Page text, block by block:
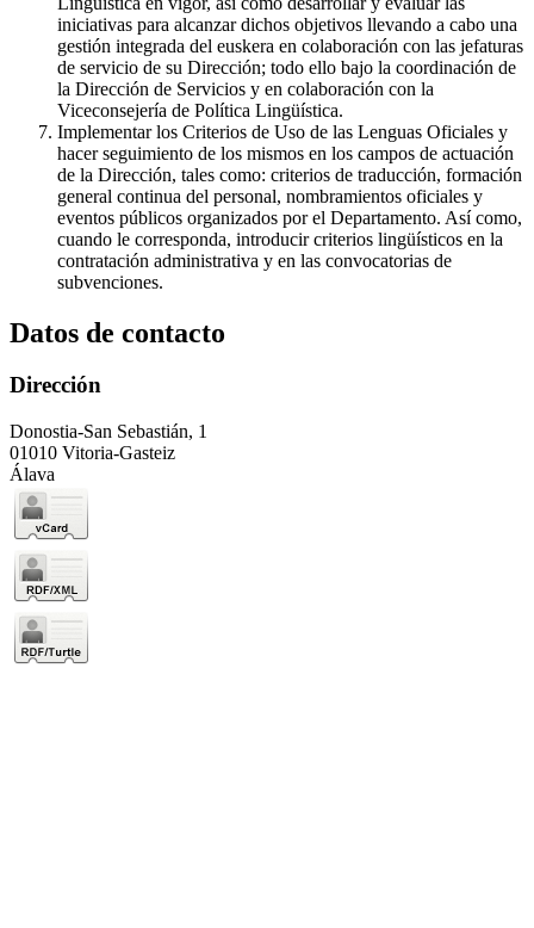
iniciativas para alcanzar dichos objetivos llevando a cabo una
gestión integrada del euskera en colaboración con las jefaturas
de servicio de su Dirección; todo ello bajo la coordinación de
la Dirección de Servicios y en colaboración con la
Viceconsejería de Política Lingüística.
Implementar los Criterios de Uso de las Lenguas Oficiales y
hacer seguimiento de los mismos en los campos de actuación
de la Dirección, tales como: criterios de traducción, formación
general continua del personal, nombramientos oficiales y
eventos públicos organizados por el Departamento. Así como,
cuando le corresponda, introducir criterios lingüísticos en la
contratación administrativa y en las convocatorias de
subvenciones.
Datos de contacto
Dirección
Donostia-San Sebastián, 1
01010 Vitoria-Gasteiz
Álava